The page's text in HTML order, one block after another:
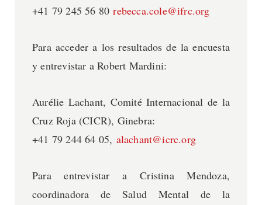
+41 79 245 56 80rebecca.cole@ifrc.org
Para acceder a los resultados de la encuesta
y entrevistar a Robert Mardini:
Aurélie Lachant, Comité Internacional de la
Cruz Roja (CICR), Ginebra:
+41 79 244 64 05, alachant@icrc.org
Para entrevistar a Cristina Mendoza,
coordinadora de Salud Mental de la